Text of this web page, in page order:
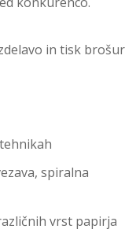
in tisk brošur
spiralna
vrst papirja